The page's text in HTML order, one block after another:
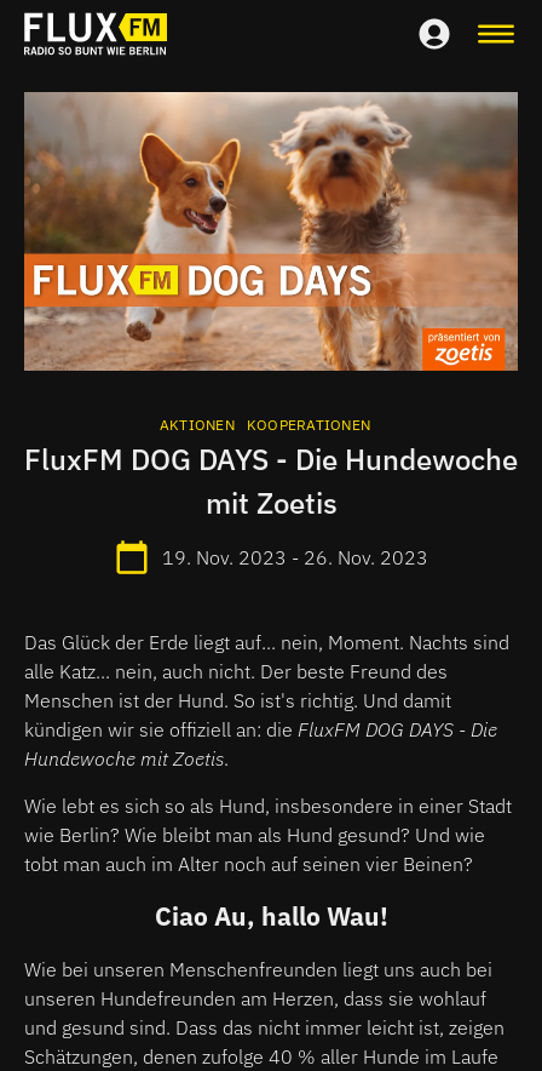
AKTIONEN KOOPERATIONEN
FluxFM DOG DAYS - Die Hundewoche
mit Zoetis
19. Nov. 2023 - 26. Nov. 2023
Das Glück der Erde liegt auf... nein, Moment. Nachts sind
alle Katz... nein, auch nicht. Der beste Freund des
Menschen ist der Hund. So ist's richtig. Und damit
kündigen wir sie offiziell an: die FluxFM DOG DAYS - Die
Hundewoche mit Zoetis.
Wie lebt es sich so als Hund, insbesondere in einer Stadt
wie Berlin? Wie bleibt man als Hund gesund? Und wie
tobt man auch im Alter noch auf seinen vier Beinen?
Ciao Au, hallo Wau!
Wie bei unseren Menschenfreunden liegt uns auch bei
unseren Hundefreunden am Herzen, dass sie wohlauf
und gesund sind. Dass das nicht immer leicht ist, zeigen
Schätzungen, denen zufolge 40 % aller Hunde im Laufe